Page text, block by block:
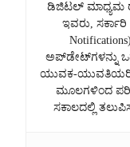
ಡಿಜಿಟಲ್ ಮಾಧ್ಯಮ
ಇವರು,
ಅಪ್‌ಡೇಟ್‌ಗಳನ್ನು
ಯುವಕ-ಯುವತಿಯರಿಗೆ
ಮೂಲಗಳಿಂದ
ಸಕಾಲದಲ್ಲಿ